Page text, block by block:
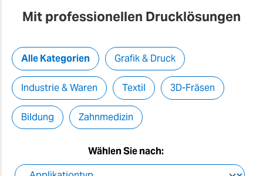
Mit professionellen Drucklösungen
Alle Kategorien Grafik & Druck
Industrie & Waren Textil 3D-Fräsen
Bildung Zahnmedizin
Wählen Sie nach: